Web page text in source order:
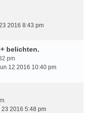
2016 8:43 pm
belichten.
pm
12 2016 10:40 pm
23 2016 5:48 pm